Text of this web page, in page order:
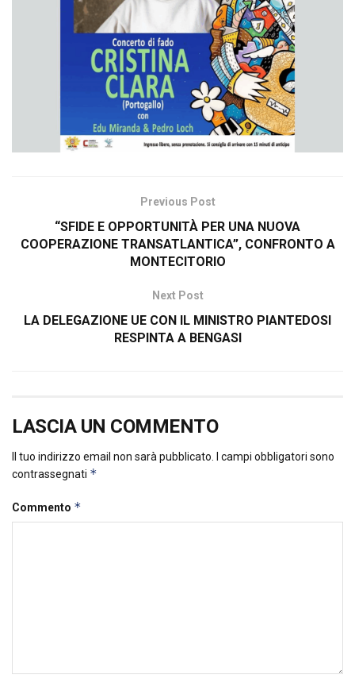
Previous Post
“SFIDE E OPPORTUNITÀ PER UNA NUOVA
COOPERAZIONE TRANSATLANTICA”, CONFRONTO A
MONTECITORIO
Next Post
LA DELEGAZIONE UE CON IL MINISTRO PIANTEDOSI
RESPINTA A BENGASI
LASCIA UN COMMENTO
Il tuo indirizzo email non sarà pubblicato.
I campi obbligatori sono
contrassegnati *
Commento *